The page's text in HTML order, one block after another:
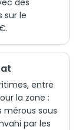
des
sur le
entre
la zone :
mérous sous
par les